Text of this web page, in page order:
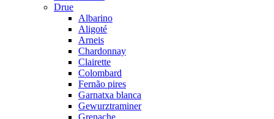
Drue
Albarino
Aligoté
Arneis
Chardonnay
Clairette
Colombard
Fernão pires
Garnatxa blanca
Gewurztraminer
Grenache